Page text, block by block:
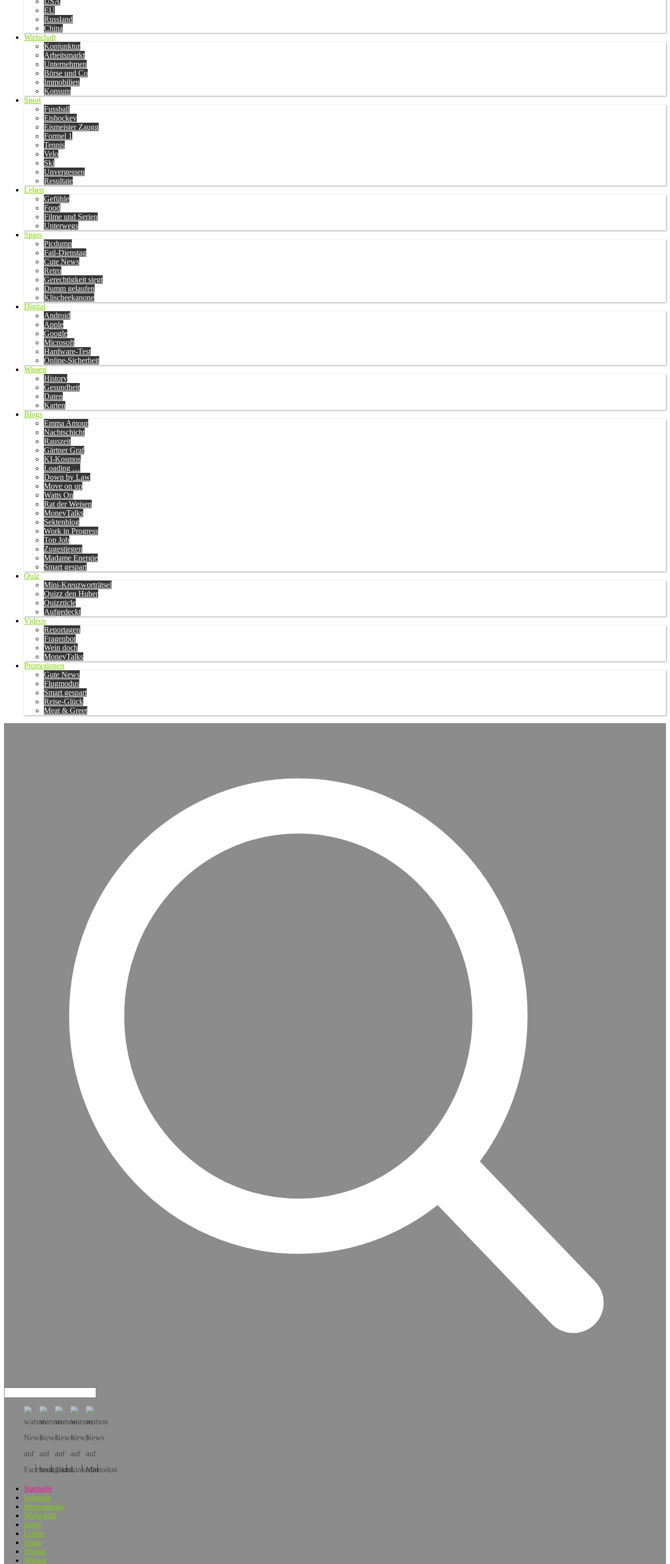
EU
Russland
China
Wirtschaft
Konjunktur
Arbeitsmarkt
Unternehmen
Börse und Co
Immobilien
Konsum
Sport
Fussball
Eishockey
Eismeister Zaugg
Formel 1
Tennis
Velo
Ski
Unvergessen
Resultate
Leben
Gefühle
Food
Filme und Serien
Unterwegs
Spass
Picdump
Fail-Dienstag
Cute News
Retro
Gerechtigkeit siegt
Dumm gelaufen
Klischeekanone
Digital
Android
Apple
Google
Microsoft
Hardware-Test
Online-Sicherheit
Wissen
History
Gesundheit
Daten
Karten
Blogs
Emma Amour
Nachtschicht
Rauszeit
Gärtner Graf
KI-Kosmos
Loading …
Down by Law
Move on up
Watts On
Rat der Weisen
MoneyTalks
Sektenblog
Work in Progress
Top Job
Zugestiegen
Madame Energie
Smart gespart
Quiz
Mini-Kreuzworträtsel
Quizz den Huber
Quizzticle
Aufgedeckt
Videos
Reportagen
Fragenbot
Wein doch
MoneyTalks
Promotionen
Gute News
Flugmodus
Smart gespart
Reise-Glück
Meat & Greet
Hol dir die App!
Startseite
Schweiz
International
Wirtschaft
Sport
Leben
Spass
Digital
Wissen